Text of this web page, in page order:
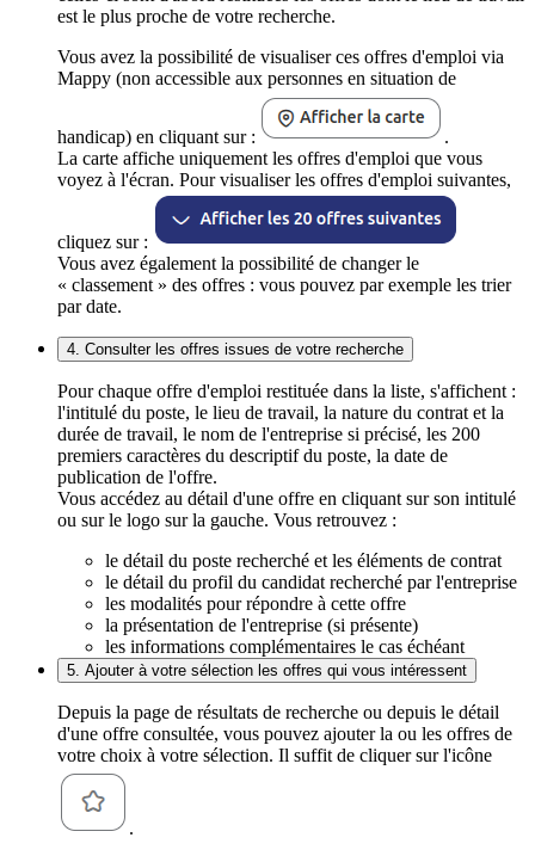
est le plus proche de votre recherche.
Vous avez la possibilité de visualiser ces offres d'emploi via
Mappy (non accessible aux personnes en situation de
handicap) en cliquant sur :
.
La carte affiche uniquement les offres d'emploi que vous
voyez à l'écran. Pour visualiser les offres d'emploi suivantes,
cliquez sur :
Vous avez également la possibilité de changer le
« classement » des offres : vous pouvez par exemple les trier
par date.
4. Consulter les offres issues de votre recherche
Pour chaque offre d'emploi restituée dans la liste, s'affichent :
l'intitulé du poste, le lieu de travail, la nature du contrat et la
durée de travail, le nom de l'entreprise si précisé, les 200
premiers caractères du descriptif du poste, la date de
publication de l'offre.
Vous accédez au détail d'une offre en cliquant sur son intitulé
ou sur le logo sur la gauche. Vous retrouvez :
le détail du poste recherché et les éléments de contrat
le détail du profil du candidat recherché par l'entreprise
les modalités pour répondre à cette offre
la présentation de l'entreprise (si présente)
les informations complémentaires le cas échéant
5. Ajouter à votre sélection les offres qui vous intéressent
Depuis la page de résultats de recherche ou depuis le détail
d'une offre consultée, vous pouvez ajouter la ou les offres de
votre choix à votre sélection. Il suffit de cliquer sur l'icône
.